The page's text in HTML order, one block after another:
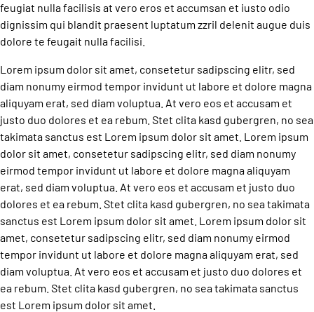
feugiat nulla facilisis at vero eros et accumsan et iusto odio
dignissim qui blandit praesent luptatum zzril delenit augue duis
dolore te feugait nulla facilisi.
Lorem ipsum dolor sit amet, consetetur sadipscing elitr, sed
diam nonumy eirmod tempor invidunt ut labore et dolore magna
aliquyam erat, sed diam voluptua. At vero eos et accusam et
justo duo dolores et ea rebum. Stet clita kasd gubergren, no sea
takimata sanctus est Lorem ipsum dolor sit amet. Lorem ipsum
dolor sit amet, consetetur sadipscing elitr, sed diam nonumy
eirmod tempor invidunt ut labore et dolore magna aliquyam
erat, sed diam voluptua. At vero eos et accusam et justo duo
dolores et ea rebum. Stet clita kasd gubergren, no sea takimata
sanctus est Lorem ipsum dolor sit amet. Lorem ipsum dolor sit
amet, consetetur sadipscing elitr, sed diam nonumy eirmod
tempor invidunt ut labore et dolore magna aliquyam erat, sed
diam voluptua. At vero eos et accusam et justo duo dolores et
ea rebum. Stet clita kasd gubergren, no sea takimata sanctus
est Lorem ipsum dolor sit amet.